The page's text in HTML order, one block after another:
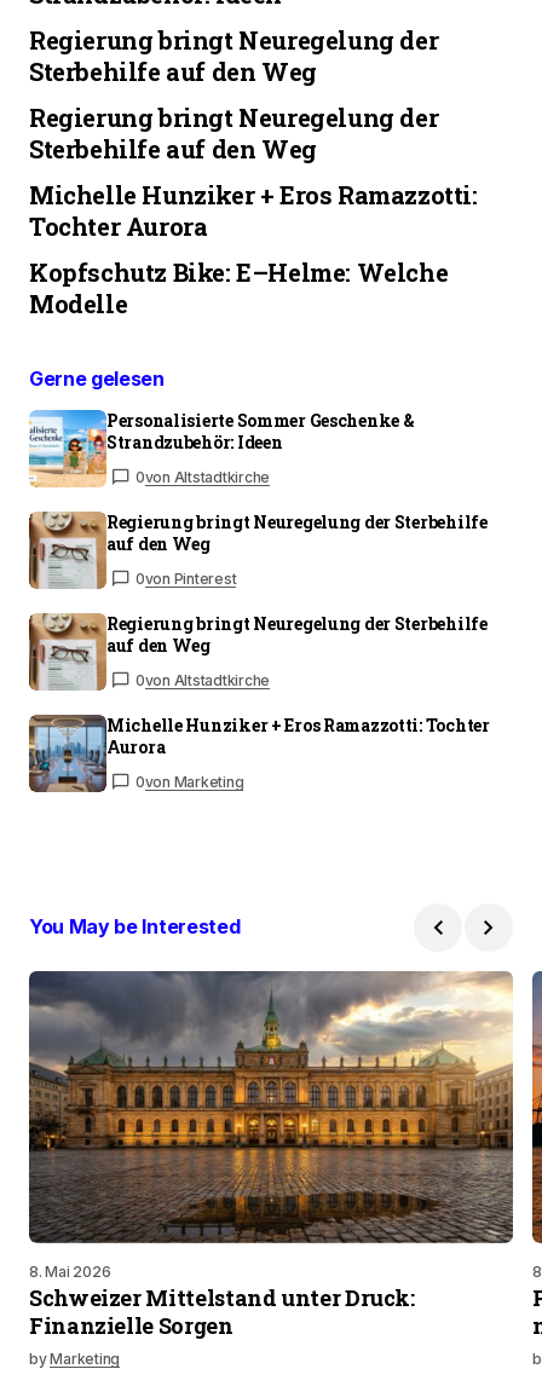
Regierung bringt Neuregelung der
Sterbehilfe auf den Weg
Regierung bringt Neuregelung der
Sterbehilfe auf den Weg
Michelle Hunziker + Eros Ramazzotti:
Tochter Aurora
Kopfschutz Bike: E–Helme: Welche
Modelle
Gerne gelesen
Personalisierte Sommer Geschenke &
Strandzubehör: Ideen
0von Altstadtkirche
Regierung bringt Neuregelung der Sterbehilfe
auf den Weg
0von Pinterest
Regierung bringt Neuregelung der Sterbehilfe
auf den Weg
0von Altstadtkirche
Michelle Hunziker + Eros Ramazzotti: Tochter
Aurora
0von Marketing
You May be Interested
8. Mai 2026
Schweizer Mittelstand unter Druck:
Finanzielle Sorgen
byMarketing